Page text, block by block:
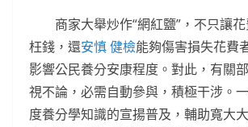
商家大舉炒作“網紅鹽”，不只讓
枉錢，還安慎 健檢能夠傷害損失花費
影響公民養分安康程度。對此，有關
視不論，必需自動參與，積極干涉。
度養分學知識的宣揚普及，輔助寬大